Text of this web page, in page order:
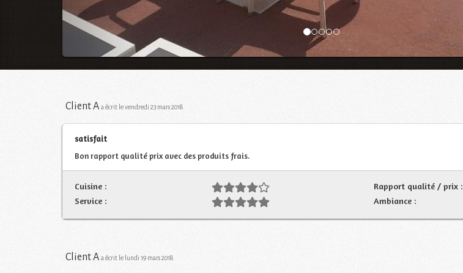
Client A a écrit le vendredi 23 mars 2018
satisfait
Bon rapport qualité prix avec des produits frais.
Cuisine :
Rapport qualité / prix :
Service :
Ambiance :
Client A a écrit le lundi 19 mars 2018